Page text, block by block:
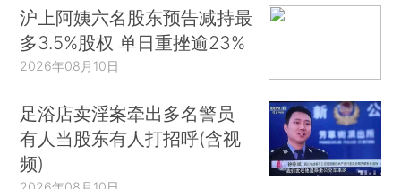
沪上阿姨六名股东预告减持最
多3.5%股权 单日重挫逾23%
2026年08月10日
足浴店卖淫案牵出多名警员
有人当股东有人打招呼(含视
频)